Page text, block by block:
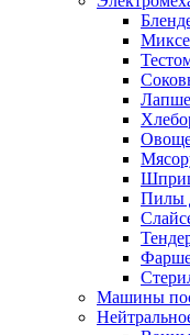
Пилы
Машины